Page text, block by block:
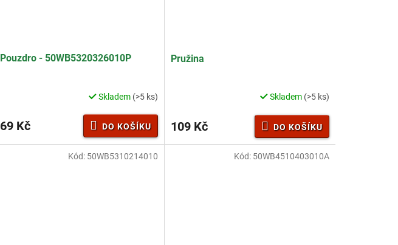
Pouzdro - 50WB5320326010P
Skladem (>5 ks)
69 Kč DO KOŠÍKU
Pružina
Skladem (>5 ks)
109 Kč DO KOŠÍKU
Kód: 50WB5310214010 Kód: 50WB4510403010A